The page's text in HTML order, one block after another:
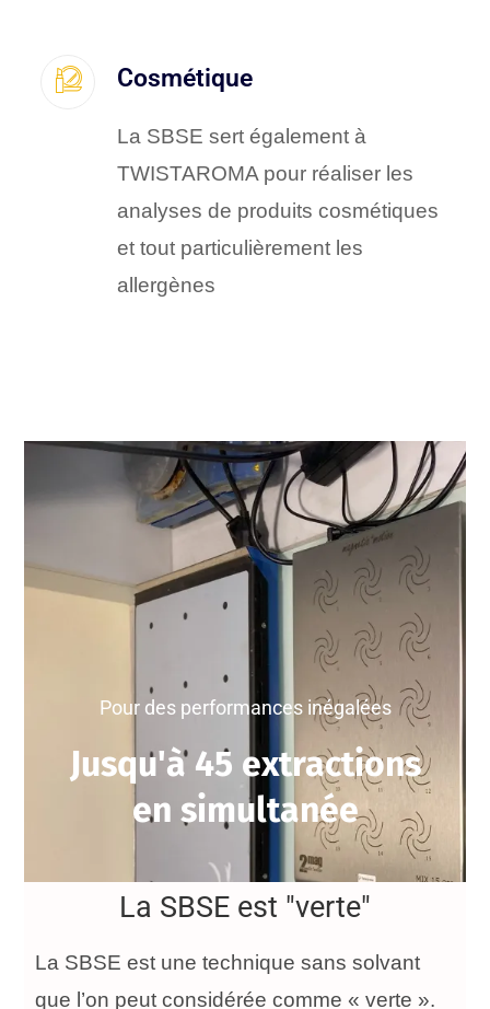
Cosmétique
La SBSE sert également à
TWISTAROMA pour réaliser les
analyses de produits cosmétiques
et tout particulièrement les
allergènes
Pour des performances inégalées
Jusqu'à 45 extractions
en simultanée
La SBSE est "verte"
La SBSE est une technique sans solvant
que l’on peut considérée comme « verte ».